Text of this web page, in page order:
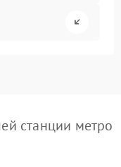
станции метро